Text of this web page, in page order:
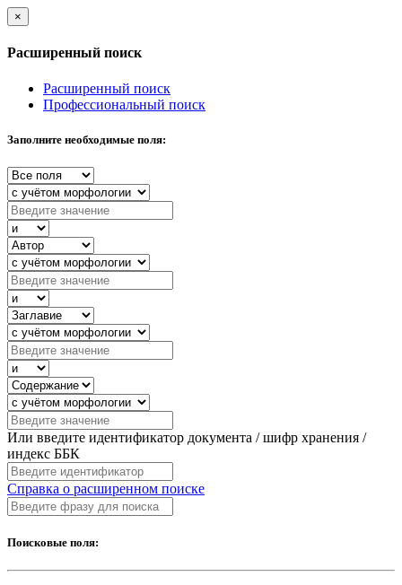
×
Расширенный поиск
Расширенный поиск
Профессиональный поиск
Заполните необходимые поля:
Или введите идентификатор документа / шифр хранения /
индекс ББК
Справка о расширенном поиске
Поисковые поля: